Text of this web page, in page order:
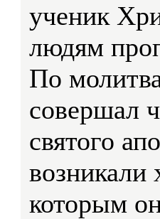
ученик
людям
По
совершал
святого
возникали
которым